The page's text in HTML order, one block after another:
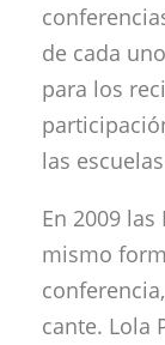
de cada
para los
las
En 2009
mismo
cante. Lola